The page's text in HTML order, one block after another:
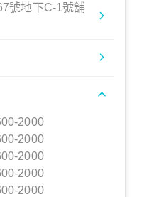
號地下C-1號舖
2000
2000
2000
2000
2000